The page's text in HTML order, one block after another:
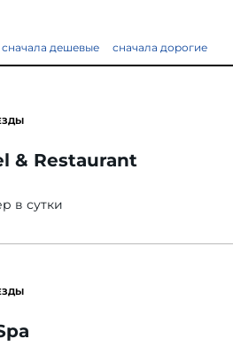
сначала дешевые сначала дорогие
& Restaurant
в сутки